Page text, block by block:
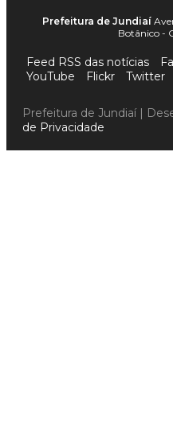
Prefeitura de Jundiaí
Botânico -
Feed RSS das notícias
YouTube
Flickr Twitter
Prefeitura de Jundiaí |
de Privacidade